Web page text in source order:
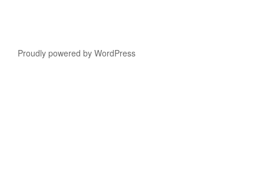
Proudly powered by WordPress